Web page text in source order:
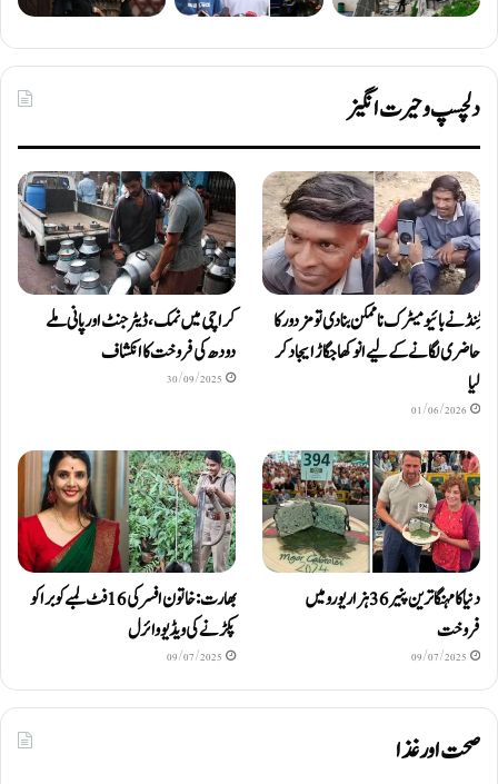
دلچسپ و حیرت انگیز
ٹِنڈ نے بائیومیٹرک ناممکن بنا دی تو مزدور کا
حاضری لگانے کے لیے انوکھا جگاڑ ایجاد کر
لیا
01/06/2026
کراچی میں نمک، ڈیٹرجنٹ اور پانی ملے
دودھ کی فروخت کا انکشاف
30/09/2025
دنیا کا مہنگا ترین پنیر 36 ہزار یورو میں
فروخت
09/07/2025
بھارت: خاتون افسر کی 16 فٹ لمبے کوبرا کو
پکڑنے کی ویڈیو وائرل
09/07/2025
صحت اور غذا